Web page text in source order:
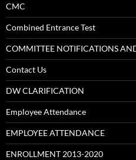
CMC
Combined Entrance Test
COMMITTEE NOTIFICATIONS
Contact Us
DW CLARIFICATION
Employee Attendance
EMPLOYEE ATTENDANCE
ENROLLMENT 2013-2020